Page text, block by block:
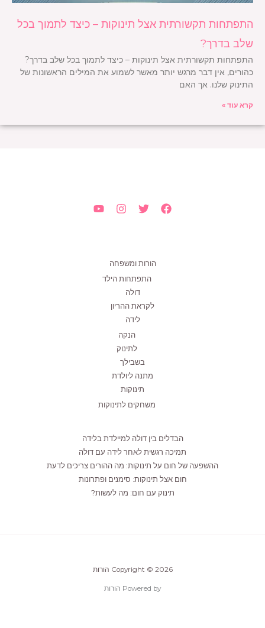
התפתחות תקשורתית אצל תינוקות – כיצד לתמוך בכל
שלב בדרך?
התפתחות תקשורתית אצל תינוקות – כיצד לתמוך בכל שלב בדרך?
כהורים, אין דבר מרגש יותר מאשר לשמוע את המילים הראשונות של
התינוק שלנו. אך האם
קרא עוד »
הורות ומשפחה
התפתחות הילד
דולה
לקראת ההריון
לידה
הנקה
לתינוק
בשבילך
מתנה ליולדת
תינוקות
משחקים לתינוקות
הבדלים בין דולה למיילדת בלידה
תמיכה רגשית לאחר לידה עם דולה
ההשפעה של חום על תינוקות: מה ההורים צריכים לדעת
חום אצל תינוקות: סימנים ופתרונות
תינוק עם חום: מה לעשות?
Copyright © 2026 הורות
Powered by הורות